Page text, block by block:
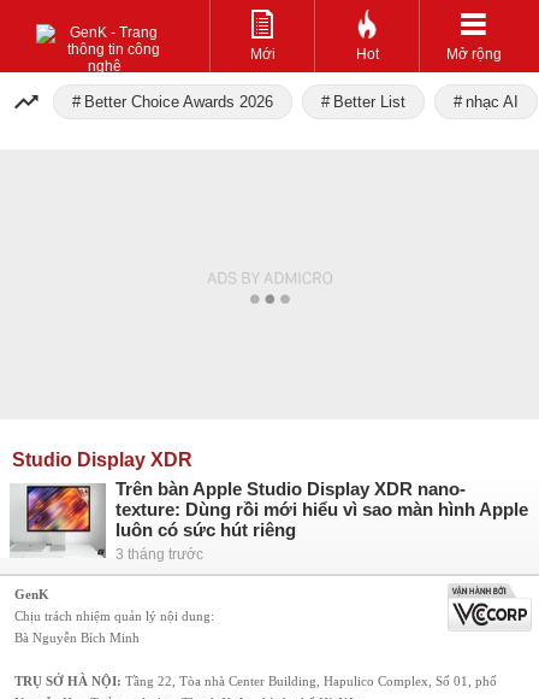
Mới Hot Mở rộng
Better Choice Awards 2026 Better List nhạc AI
Studio Display XDR
Trên bàn Apple Studio Display XDR nano-
texture: Dùng rồi mới hiểu vì sao màn hình Apple
luôn có sức hút riêng
3 tháng trước
GenK
Chịu trách nhiệm quản lý nội dung:
Bà Nguyễn Bích Minh
TRỤ SỞ HÀ NỘI: Tầng 22, Tòa nhà Center Building, Hapulico Complex, Số 01, phố